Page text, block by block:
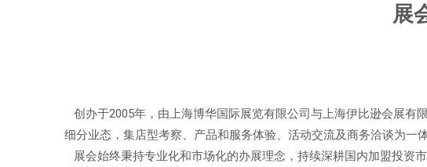
展
创办于2005年，由上海博华国际展览有限公司与上海伊比逊会展有
细分业态，集店型考察、产品和服务体验、活动交流及商务洽谈为
展会始终秉持专业化和市场化的办展理念，持续深耕国内加盟投资